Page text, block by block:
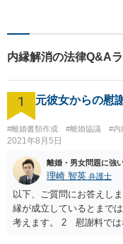
様
過
め
内縁解消の法律Q&A
1 元彼女からの慰
#離婚書類作成 #離婚協議 #内
2021年8月5日
離婚・男女問題に強
理崎 智英 弁護士
以下、ご質問にお答えし
縁が成立しているとまで
考えます。 2 慰謝料では